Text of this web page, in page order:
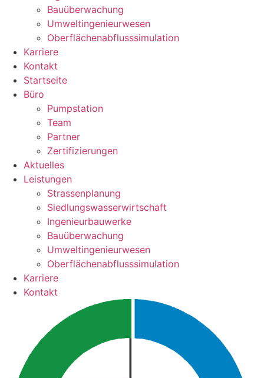
Bauüberwachung
Umweltingenieurwesen
Oberflächenabflusssimulation
Karriere
Kontakt
Startseite
Büro
Pumpstation
Team
Partner
Zertifizierungen
Aktuelles
Leistungen
Strassenplanung
Siedlungswasserwirtschaft
Ingenieurbauwerke
Bauüberwachung
Umweltingenieurwesen
Oberflächenabflusssimulation
Karriere
Kontakt